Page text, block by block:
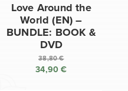
Love Around the
World (EN) –
BUNDLE: BOOK &
DVD
38,80€
Izvorna
34,90€